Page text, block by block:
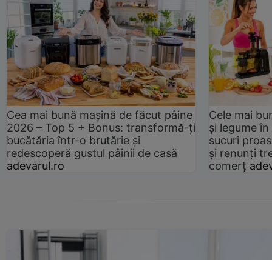
Cea mai bună mașină de făcut pâine
2026 – Top 5 + Bonus: transformă-ți
bucătăria într-o brutărie și
redescoperă gustul pâinii de casă
adevarul.ro
Cele mai
și legume
sucuri
și renunți
comerț